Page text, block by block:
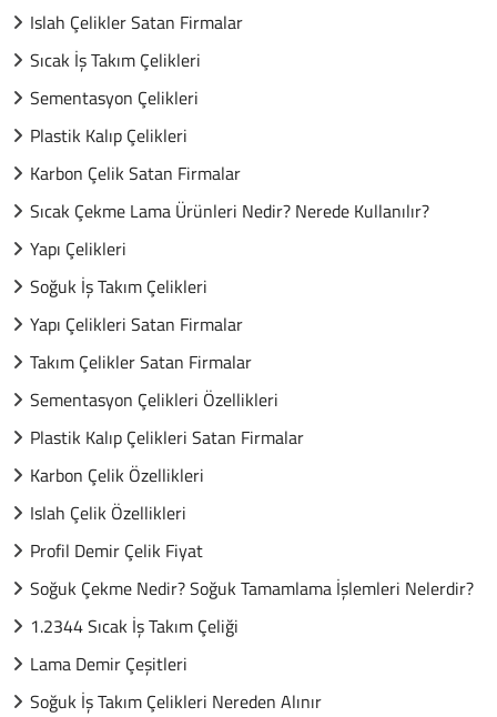
Islah Çelikler Satan Firmalar
Sıcak İş Takım Çelikleri
Sementasyon Çelikleri
Plastik Kalıp Çelikleri
Karbon Çelik Satan Firmalar
Sıcak Çekme Lama Ürünleri Nedir? Nerede Kullanılır?
Yapı Çelikleri
Soğuk İş Takım Çelikleri
Yapı Çelikleri Satan Firmalar
Takım Çelikler Satan Firmalar
Sementasyon Çelikleri Özellikleri
Plastik Kalıp Çelikleri Satan Firmalar
Karbon Çelik Özellikleri
Islah Çelik Özellikleri
Profil Demir Çelik Fiyat
Soğuk Çekme Nedir? Soğuk Tamamlama İşlemleri Nelerdir?
1.2344 Sıcak İş Takım Çeliği
Lama Demir Çeşitleri
Soğuk İş Takım Çelikleri Nereden Alınır